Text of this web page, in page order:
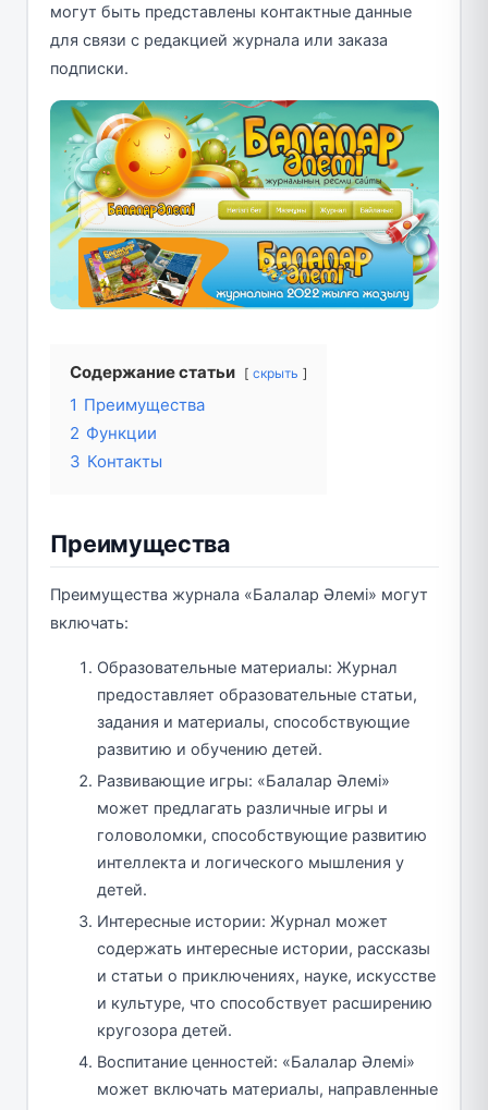
могут быть представлены контактные данные
для связи с редакцией журнала или заказа
подписки.
Содержание статьи скрыть
1 Преимущества
2 Функции
3 Контакты
Преимущества
Преимущества журнала «Балалар Әлемі» могут
включать:
Образовательные материалы: Журнал
предоставляет образовательные статьи,
задания и материалы, способствующие
развитию и обучению детей.
Развивающие игры: «Балалар Әлемі»
может предлагать различные игры и
головоломки, способствующие развитию
интеллекта и логического мышления у
детей.
Интересные истории: Журнал может
содержать интересные истории, рассказы
и статьи о приключениях, науке, искусстве
и культуре, что способствует расширению
кругозора детей.
Воспитание ценностей: «Балалар Әлемі»
может включать материалы, направленные